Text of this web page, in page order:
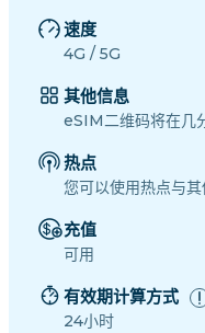
速度
4G / 5G
其他信息
eSIM二维码将在几
热点
您可以使用热点与其
充值
可用
有效期计算方式
24小时